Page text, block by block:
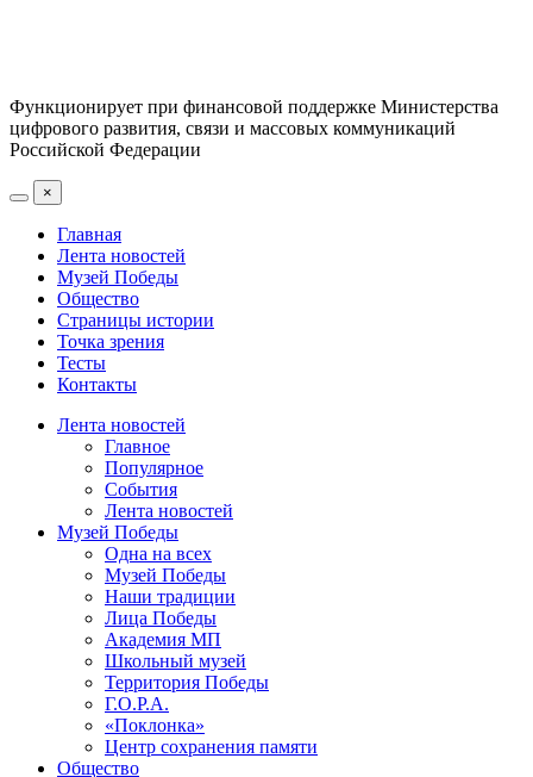
Функционирует при финансовой поддержке Министерства
цифрового развития, связи и массовых коммуникаций
Российской Федерации
×
Главная
Лента новостей
Музей Победы
Общество
Страницы истории
Точка зрения
Тесты
Контакты
Лента новостей
Главное
Популярное
События
Лента новостей
Музей Победы
Одна на всех
Музей Победы
Наши традиции
Лица Победы
Академия МП
Школьный музей
Территория Победы
Г.О.Р.А.
«Поклонка»
Центр сохранения памяти
Общество